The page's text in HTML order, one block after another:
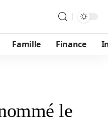
Famille Finance
le